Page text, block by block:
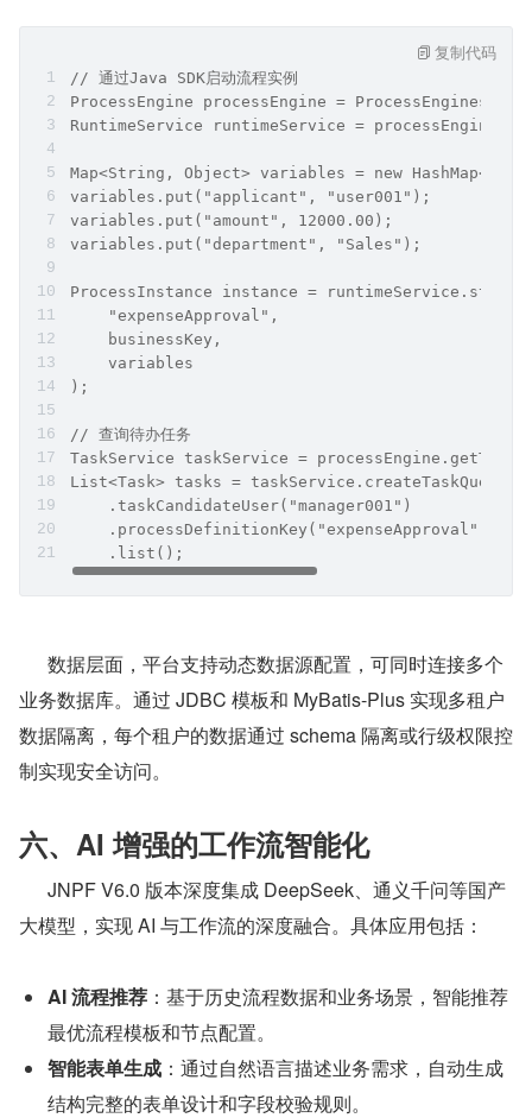
// 通过Java SDK启动流程实例
ProcessEngine processEngine =
RuntimeService runtimeService =
Map<String, Object> variables = new HashMap<>();
variables.put("applicant", "user001");
variables.put("amount", 12000.00);
variables.put("department", "Sales");
ProcessInstance instance =
    "expenseApproval",
    businessKey,
    variables
);
// 查询待办任务
TaskService taskService =
List<Task> tasks = taskService.createTaskQuery()
    .taskCandidateUser("manager001")
    .processDefinitionKey("expenseApproval")
    .list();
复制代码
业务数据库。通过 JDBC 模板和 MyBatis-Plus 实现多租户
数据隔离，每个租户的数据通过 schema 隔离或行级权限控
制实现安全访问。
六、AI 增强的工作流智能化
大模型，实现 AI 与工作流的深度融合。具体应用包括：
AI 流程推荐 ：基于历史流程数据和业务场景，智能推荐
最优流程模板和节点配置。
智能表单生成 ：通过自然语言描述业务需求，自动生成
结构完整的表单设计和字段校验规则。